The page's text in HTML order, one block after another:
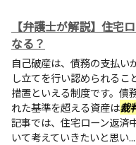
【弁護士が解説】住宅
なる？
自己破産は、債務の支払い
し立てを行い認められるこ
措置といえる制度です。債
れた基準を超える資産は裁
記事では、住宅ローン返済
いて考えていきたいと思い...